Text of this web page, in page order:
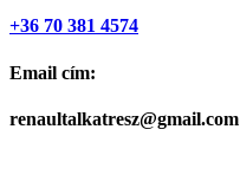
+36 70 381 4574
Email cím:
renaultalkatresz@gmail.com